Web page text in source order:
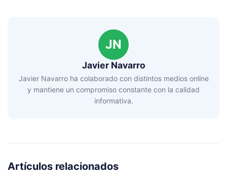
JN
Javier Navarro
Javier Navarro ha colaborado con distintos medios online
y mantiene un compromiso constante con la calidad
informativa.
Artículos relacionados